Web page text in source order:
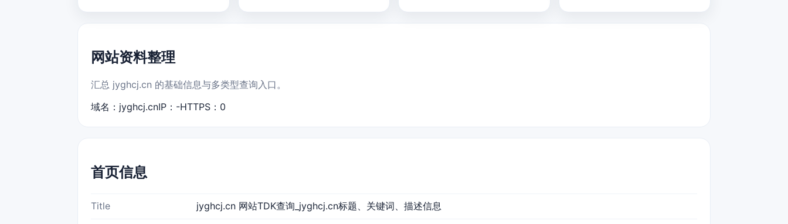
网站资料整理
汇总 jyghcj.cn 的基础信息与多类型查询入口。
域名：jyghcj.cnIP：-HTTPS：0
首页信息
Title jyghcj.cn 网站TDK查询_jyghcj.cn标题、关键词、描述信息